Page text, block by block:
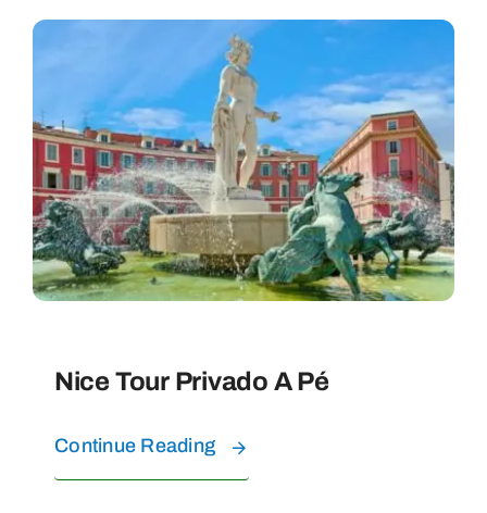
Nice Tour Privado A Pé
Continue Reading